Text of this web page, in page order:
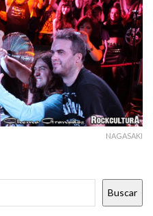
NAGASAKI
Buscar